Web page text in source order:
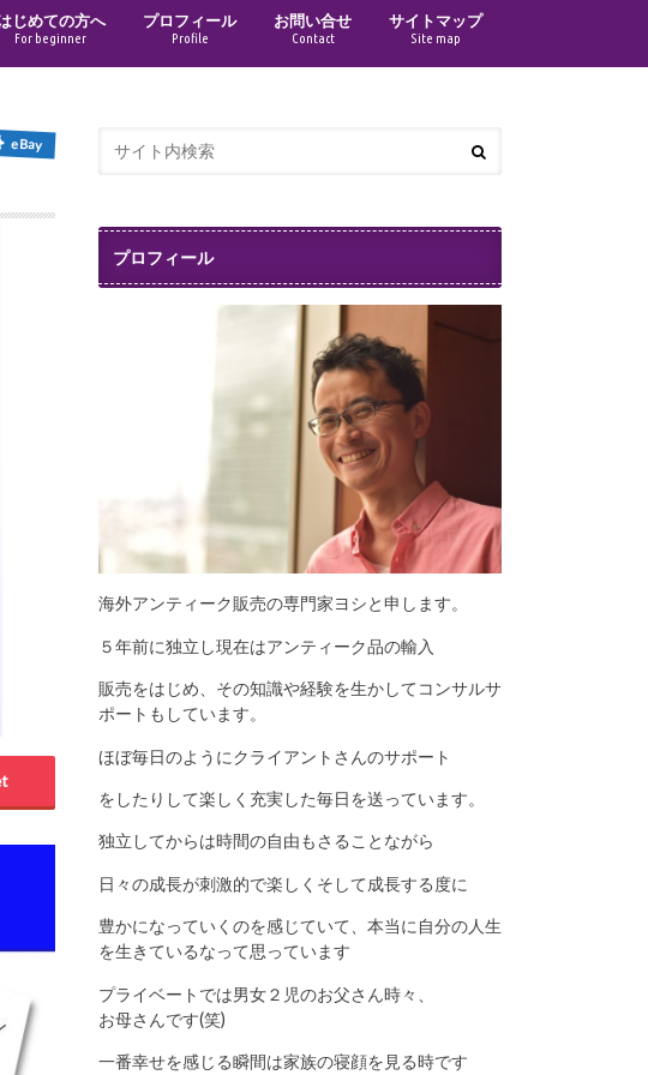
じめての方へ
For beginner
プロフィール
Profile
お問い合せ
Contact
サイトマップ
Site map
eBay
プロフィール
海外アンティーク販売の専門家ヨシと申します。
５年前に独立し現在はアンティーク品の輸入
販売をはじめ、その知識や経験を生かしてコンサルサ
ポートもしています。
ほぼ毎日のようにクライアントさんのサポート
をしたりして楽しく充実した毎日を送っています。
独立してからは時間の自由もさることながら
日々の成長が刺激的で楽しくそして成長する度に
豊かになっていくのを感じていて、本当に自分の人生
を生きているなって思っています
プライベートでは男女２児のお父さん時々、
お母さんです(笑)
一番幸せを感じる瞬間は家族の寝顔を見る時です